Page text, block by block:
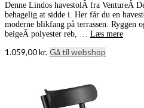
Denne Lindos havestolÂ fra VentureÂ
behagelig at sidde i. Her får du en
moderne blikfang på terrassen.
beigeÂ polyester reb, … Læs mere
1.059,00kr. Gå til webshop